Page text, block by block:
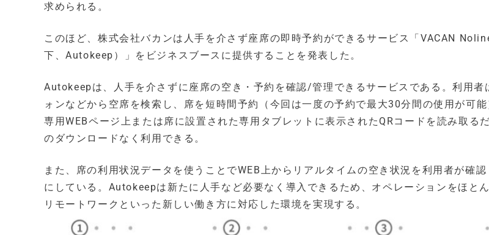
求められる。
このほど、株式会社バカンは人手を介さず座席の即時予約ができるサービス「VACAN
下、Autokeep）」をビジネスブースに提供することを発表した。
Autokeepは、人手を介さずに座席の空き・予約を確認/管理できるサービスである。利用者
ォンなどから空席を検索し、席を短時間予約（今回は一度の予約で最大30分間の使用が可
専用WEBページ上または席に設置された専用タブレットに表示されたQRコードを読み取る
のダウンロードなく利用できる。
また、席の利用状況データを使うことでWEB上からリアルタイムの空き状況を利用者が確認
にしている。Autokeepは新たに人手など必要なく導入できるため、オペレーションをほと
リモートワークといった新しい働き方に対応した環境を実現する。